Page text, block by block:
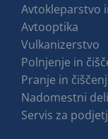
Avtokleparstvo
Avtooptika
Vulkanizerstvo
Polnjenje in
Pranje in
Nadomestni deli
Servis za